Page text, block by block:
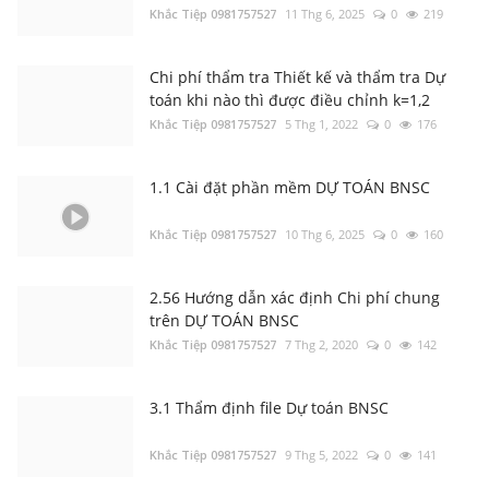
Khắc Tiệp 0981757527 11 Thg 6, 2025 0 219
Chi phí thẩm tra Thiết kế và thẩm tra Dự
toán khi nào thì được điều chỉnh k=1,2
Khắc Tiệp 0981757527 5 Thg 1, 2022 0 176
1.1 Cài đặt phần mềm DỰ TOÁN BNSC
Khắc Tiệp 0981757527 10 Thg 6, 2025 0 160
2.56 Hướng dẫn xác định Chi phí chung
trên DỰ TOÁN BNSC
Khắc Tiệp 0981757527 7 Thg 2, 2020 0 142
3.1 Thẩm định file Dự toán BNSC
Khắc Tiệp 0981757527 9 Thg 5, 2022 0 141